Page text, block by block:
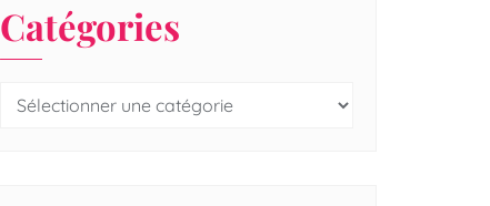
Catégories